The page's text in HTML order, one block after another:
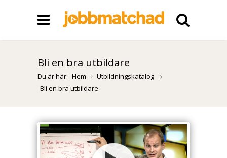
Bli en bra utbildare
Du är här: Hem
Utbildningskatalog
Bli en bra utbildare